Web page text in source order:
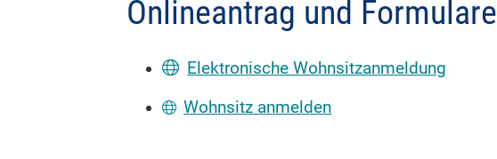
Onlineantrag und Formulare
Elektronische Wohnsitzanmeldung
Wohnsitz anmelden